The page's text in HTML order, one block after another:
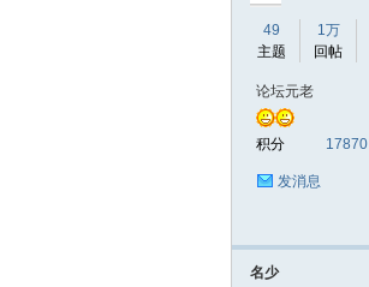
49
主题
1万
回帖
论坛元老
积分 17870
发消息
名少